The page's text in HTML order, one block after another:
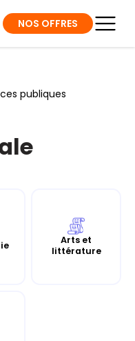
NOS OFFRES
publiques
Arts et
littérature